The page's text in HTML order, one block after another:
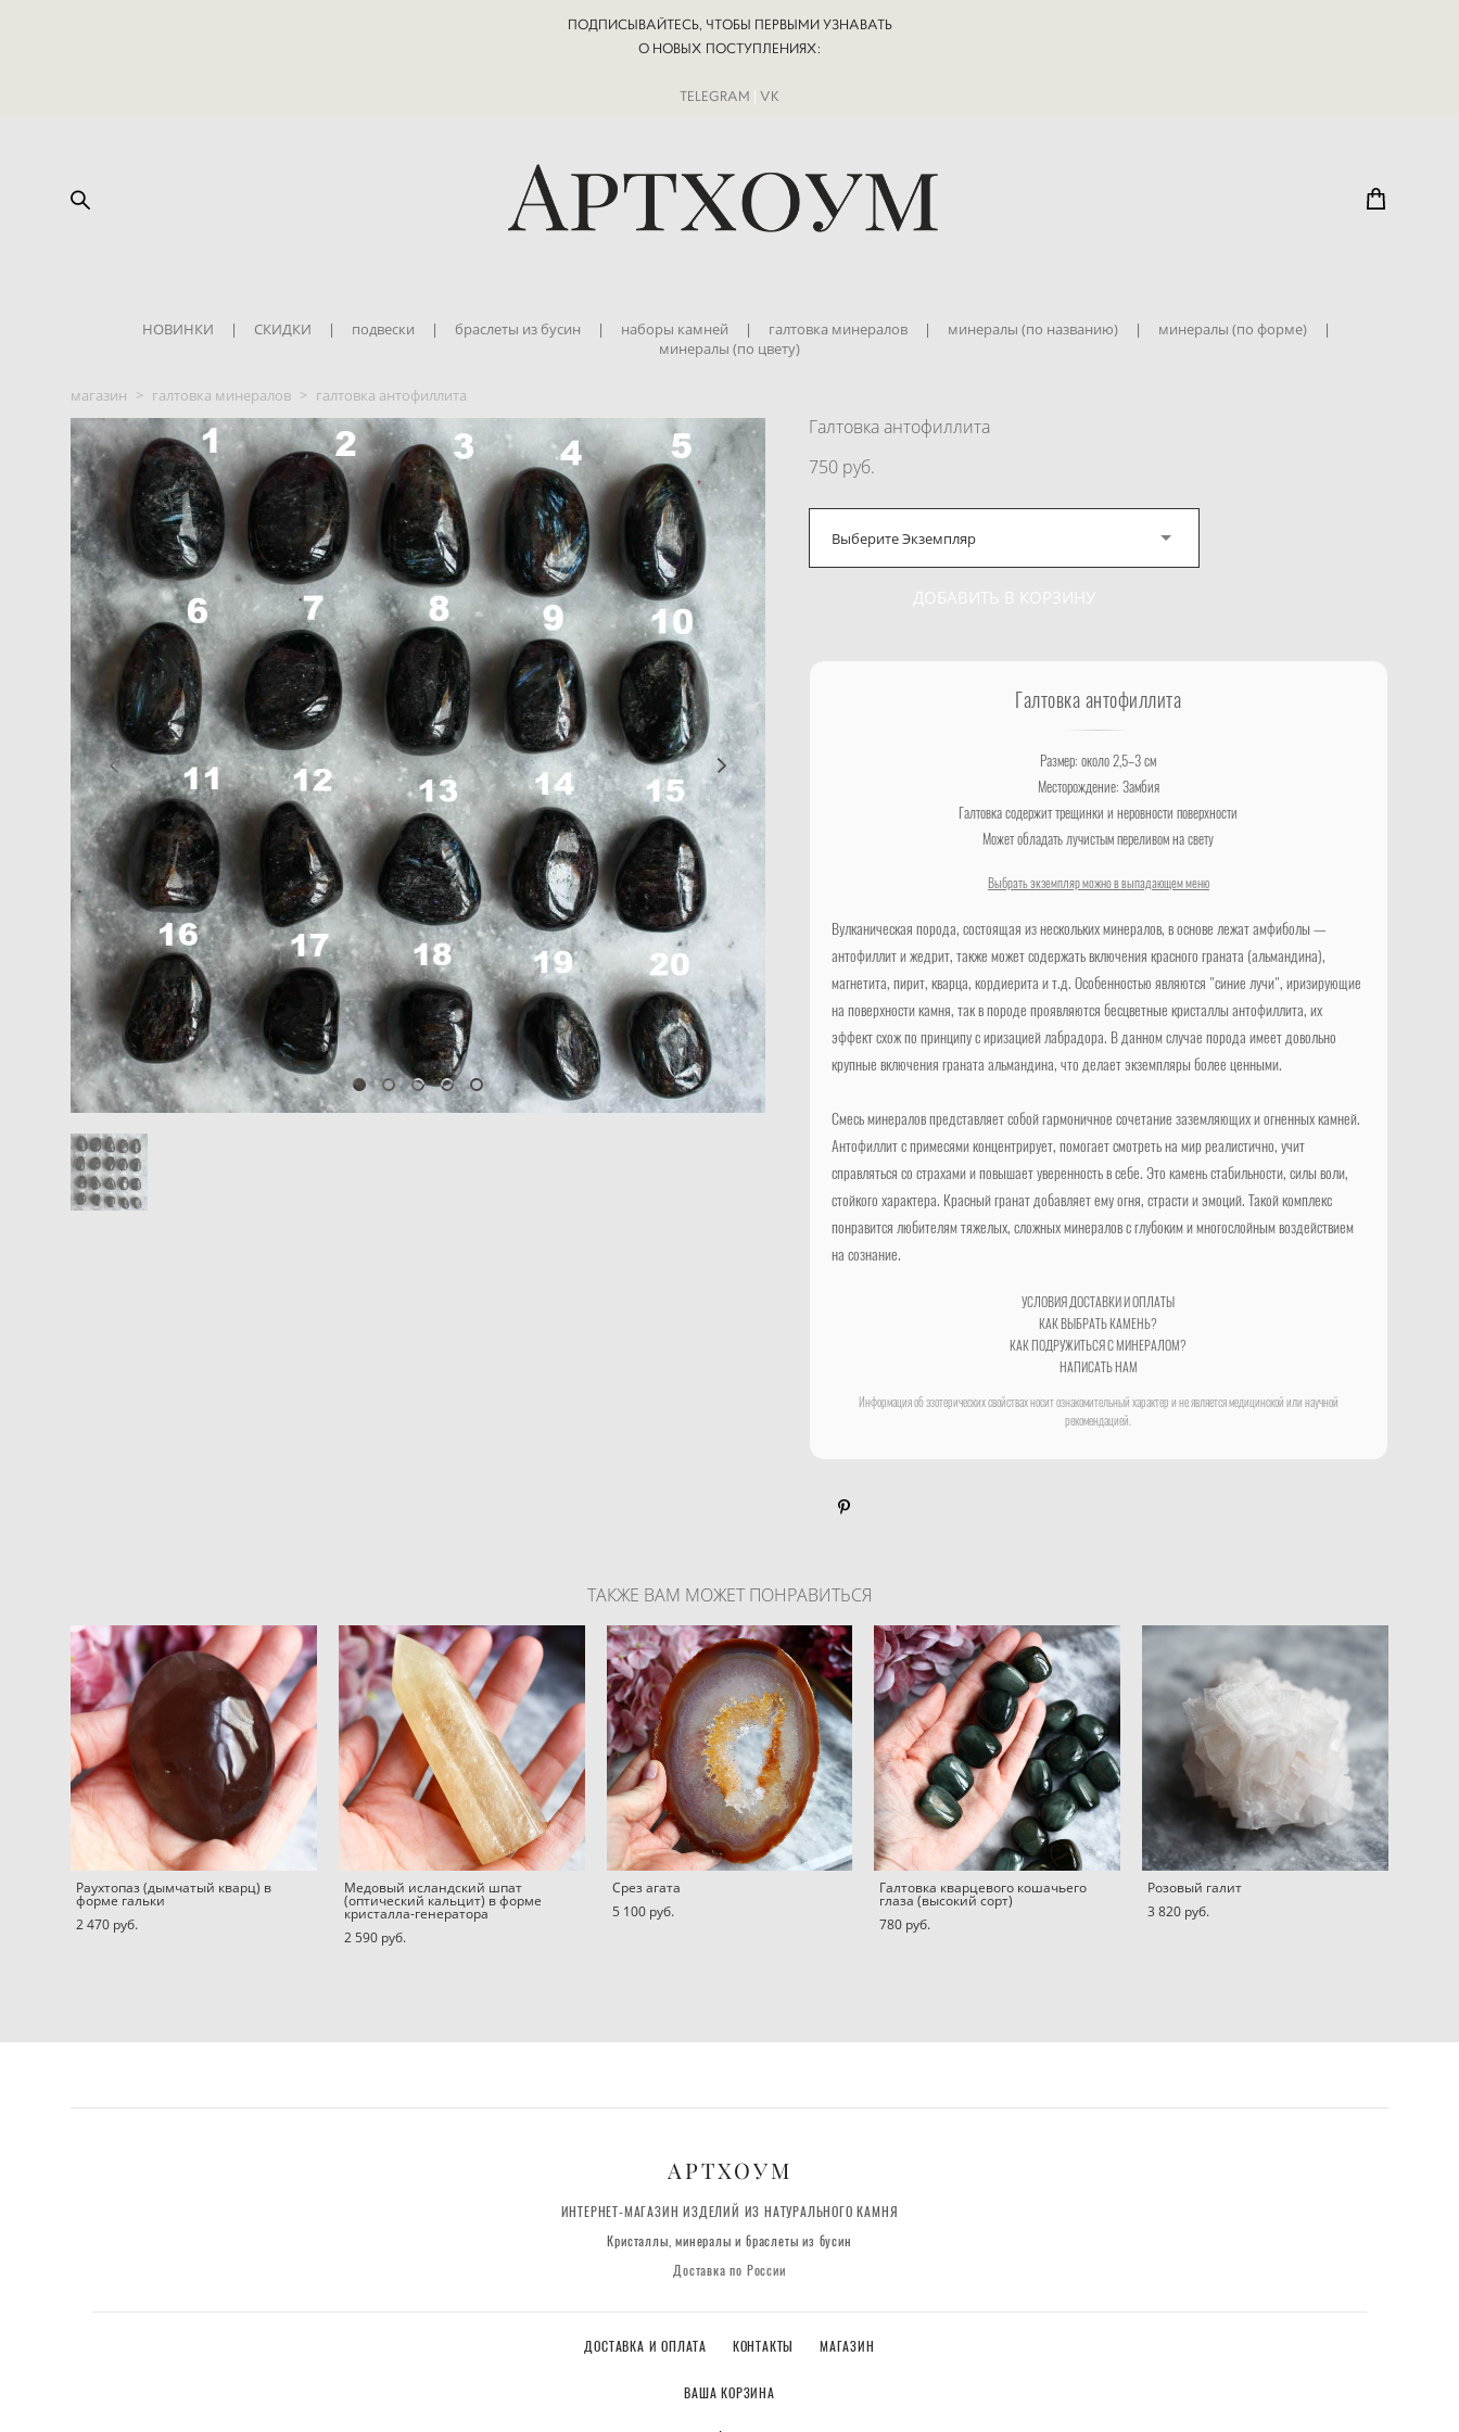
ПОДПИСЫВАЙТЕСЬ, ЧТОБЫ ПЕРВЫМИ УЗНАВАТЬ
О НОВЫХ ПОСТУПЛЕНИЯХ:
TELEGRAM | VK
НОВИНКИ | СКИДКИ | подвески | браслеты из бусин | наборы камней | галтовка минералов | минералы (по названию) | минералы (по форме)
|
минералы (по цвету)
магазин > галтовка минералов > галтовка антофиллита
Галтовка антофиллита
750 pуб.
Выберите Экземпляр
ДОБАВИТЬ В КОРЗИНУ
Галтовка антофиллита
Размер: около 2,5–3 см
Месторождение: Замбия
Галтовка содержит трещинки и неровности поверхности
Может обладать лучистым переливом на свету
Выбрать экземпляр можно в выпадающем меню
Вулканическая порода, состоящая из нескольких минералов, в основе лежат амфиболы —
антофиллит и жедрит, также может содержать включения красного граната (альмандина),
магнетита, пирит, кварца, кордиерита и т.д. Особенностью являются "синие лучи", иризирующие
на поверхности камня, так в породе проявляются бесцветные кристаллы антофиллита, их
эффект схож по принципу с иризацией лабрадора. В данном случае порода имеет довольно
крупные включения граната альмандина, что делает экземпляры более ценными.
Смесь минералов представляет собой гармоничное сочетание заземляющих и огненных камней.
Антофиллит с примесями концентрирует, помогает смотреть на мир реалистично, учит
справляться со страхами и повышает уверенность в себе. Это камень стабильности, силы воли,
стойкого характера. Красный гранат добавляет ему огня, страсти и эмоций. Такой комплекс
понравится любителям тяжелых, сложных минералов с глубоким и многослойным воздействием
на сознание.
УСЛОВИЯ ДОСТАВКИ И ОПЛАТЫ
КАК ВЫБРАТЬ КАМЕНЬ?
КАК ПОДРУЖИТЬСЯ С МИНЕРАЛОМ?
НАПИСАТЬ НАМ
Информация об эзотерических свойствах носит ознакомительный характер и не является медицинской или научной
рекомендацией.
ТАКЖЕ ВАМ МОЖЕТ ПОНРАВИТЬСЯ
Раухтопаз (дымчатый кварц) в
форме гальки
2 470 pуб.
Медовый исландский шпат
(оптический кальцит) в форме
кристалла-генератора
2 590 pуб.
Срез агата
5 100 pуб.
Галтовка кварцевого кошачьего
глаза (высокий сорт)
780 pуб.
Розовый галит
3 820 pуб.
АРТХОУМ
ИНТЕРНЕТ-МАГАЗИН ИЗДЕЛИЙ ИЗ НАТУРАЛЬНОГО КАМНЯ
Кристаллы, минералы и браслеты из бусин
Доставка по России
ДОСТАВКА И ОПЛАТА КОНТАКТЫ МАГАЗИН
ВАША КОРЗИНА